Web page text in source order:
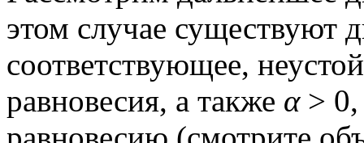
этом случае существуют
соответствующее,
равновесия, а также α> 0,